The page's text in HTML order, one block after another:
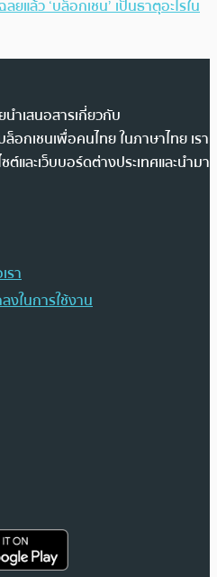
ยแล้ว ‘บล็อกเชน’ เป็นธาตุอะไรใน
ำเสนอสารเกี่ยวกับ
อกเชนเพื่อคนไทย ในภาษาไทย เรา
และเว็บบอร์ดต่างประเทศและนำมา
รา
งในการใช้งาน